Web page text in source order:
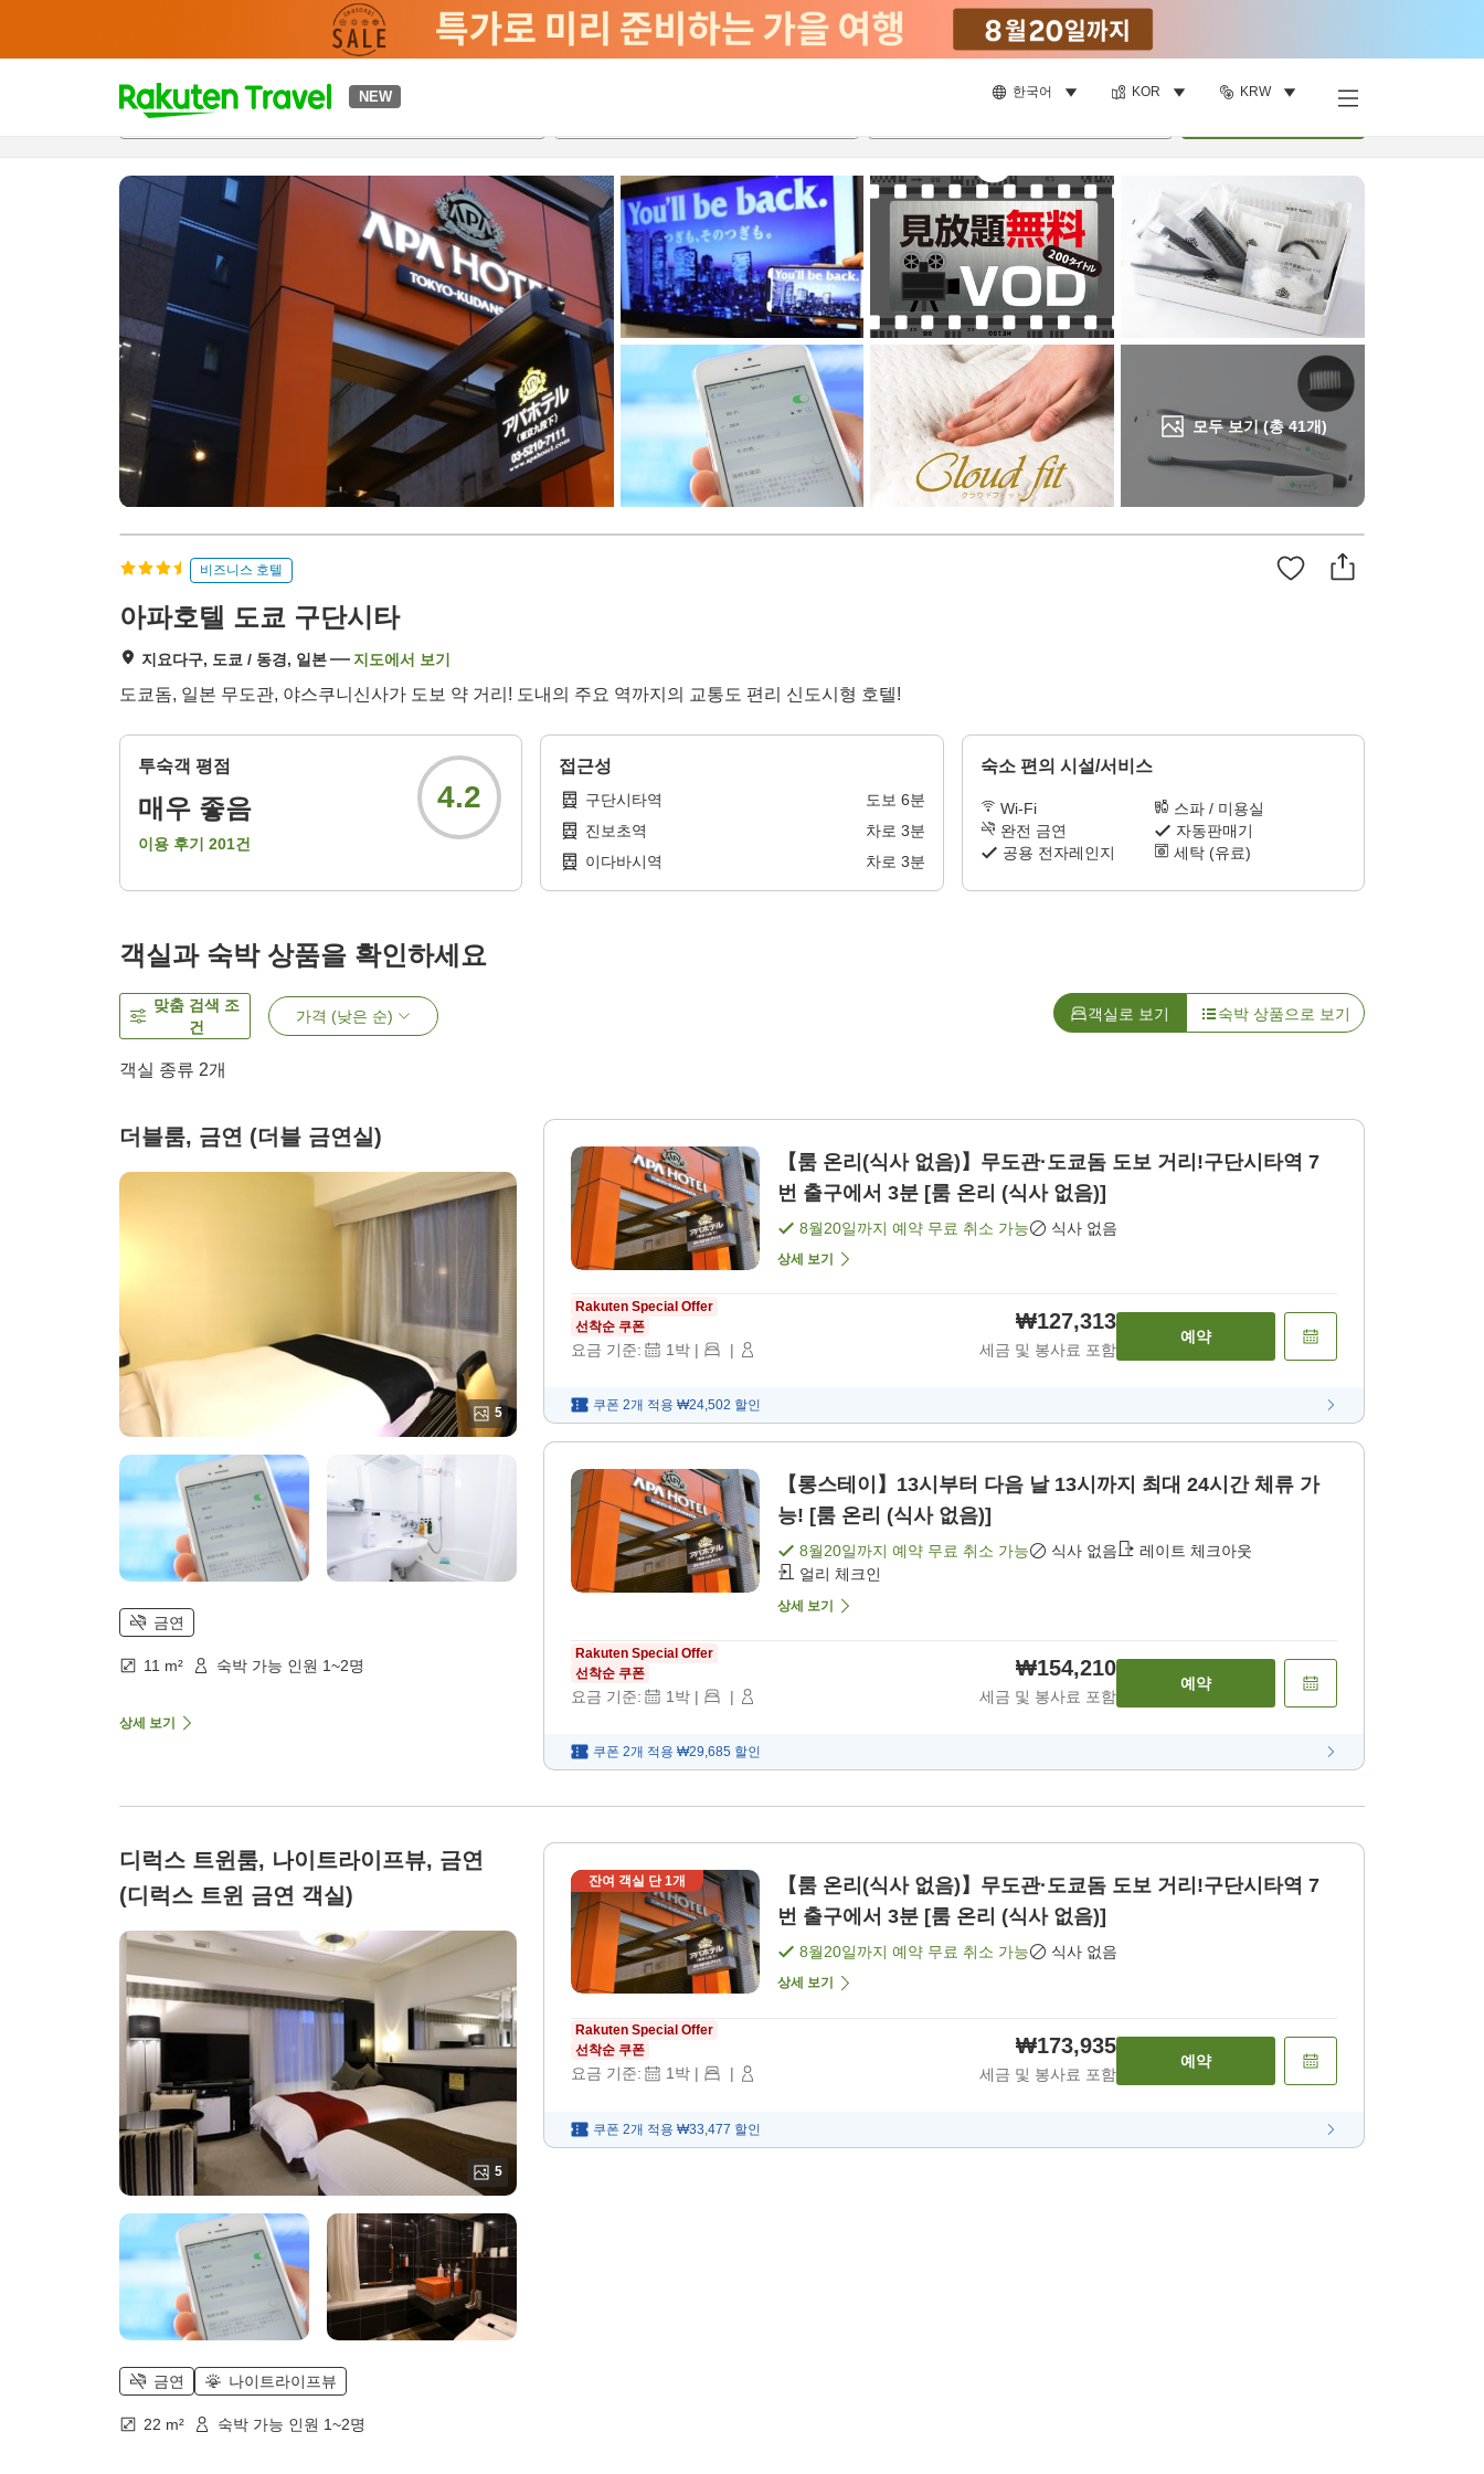
NEW 한국어 KOR KRW
t
p
a
e
a
r
c
모두 보기 (총41개)
개요객실 & 숙박 상품이용 후기 편의 시설/서비스
비즈니스 호텔
아파호텔 도쿄 구단시타
지요다구, 도쿄 / 동경, 일본 지도에서 보기
도쿄돔, 일본 무도관, 야스쿠니신사가 도보 약 거리! 도내의 주요 역까지의 교통도 편리 신도시형 호텔!
투숙객 평점
매우 좋음
이용 후기 201건
4.2
접근성
구단시타역 도보 6분
진보초역
차로 3분
이다바시역
차로 3분
숙소 편의 시설/서비스
Wi-Fi
스파 / 미용실
완전 금연
자동판매기
공용 전자레인지
세탁 (유료)
객실과 숙박 상품을 확인하세요
맞춤 검색 조
건
가격 (낮은 순) 객실로 보기 숙박 상품으로 보기
객실 종류 2개
더블룸, 금연 (더블 금연실)
5
금연
11 m² 숙박 가능 인원 1~2명
상세 보기
【룸 온리(식사 없음)】무도관·도쿄돔 도보 거리!구단시타역 7
번 출구에서 3분 [룸 온리 (식사 없음)]
8월20일까지 예약 무료 취소 가능 식사 없음
상세 보기
Rakuten Special Offer
선착순 쿠폰
요금 기준: 1박 | |
₩127,313
세금 및 봉사료 포함
예약
쿠폰 2개 적용 ₩24,502 할인
【롱스테이】13시부터 다음 날 13시까지 최대 24시간 체류 가
능! [룸 온리 (식사 없음)]
8월20일까지 예약 무료 취소 가능 식사 없음
레이트 체크아웃
얼리 체크인
상세 보기
Rakuten Special Offer
선착순 쿠폰
요금 기준: 1박 | |
₩154,210
세금 및 봉사료 포함
예약
쿠폰 2개 적용 ₩29,685 할인
디럭스 트윈룸, 나이트라이프뷰, 금연
(디럭스 트윈 금연 객실)
5
금연 나이트라이프뷰
22 m² 숙박 가능 인원 1~2명
잔여 객실 단1개
【룸 온리(식사 없음)】무도관·도쿄돔 도보 거리!구단시타역 7
번 출구에서 3분 [룸 온리 (식사 없음)]
8월20일까지 예약 무료 취소 가능 식사 없음
상세 보기
Rakuten Special Offer
선착순 쿠폰
요금 기준: 1박 | |
₩173,935
세금 및 봉사료 포함
예약
쿠폰 2개 적용 ₩33,477 할인